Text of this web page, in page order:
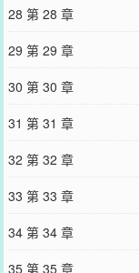
28 第 28 章
29 第 29 章
30 第 30 章
31 第 31 章
32 第 32 章
33 第 33 章
34 第 34 章
35 第 35 章